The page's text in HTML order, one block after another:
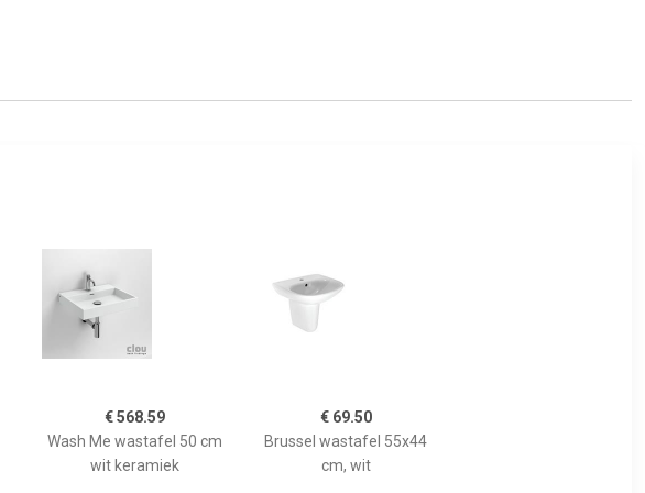
€ 568.59
Wash Me wastafel 50 cm
wit keramiek
€ 69.50
Brussel wastafel 55x44
cm, wit